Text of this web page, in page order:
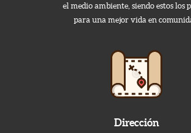
el medio ambiente, siendo estos los
para una mejor vida en
Dirección